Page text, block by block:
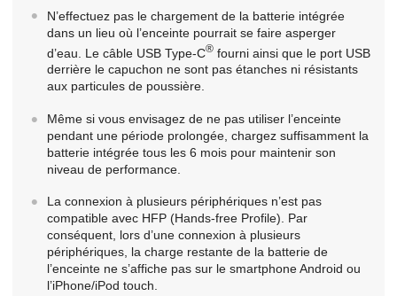
N’effectuez pas le chargement de la batterie intégrée
dans un lieu où l’enceinte pourrait se faire asperger
d’eau. Le câble USB Type-C®fourni ainsi que le port USB
derrière le capuchon ne sont pas étanches ni résistants
aux particules de poussière.
Même si vous envisagez de ne pas utiliser l’enceinte
pendant une période prolongée, chargez suffisamment la
batterie intégrée tous les 6 mois pour maintenir son
niveau de performance.
La connexion à plusieurs périphériques n’est pas
compatible avec HFP (Hands-free Profile). Par
conséquent, lors d’une connexion à plusieurs
périphériques, la charge restante de la batterie de
l’enceinte ne s’affiche pas sur le smartphone Android ou
l’iPhone/iPod touch.